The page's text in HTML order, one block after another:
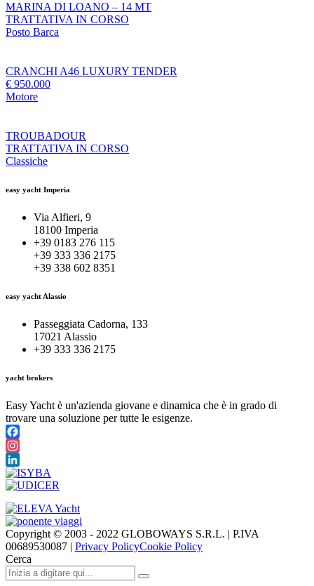
MARINA DI LOANO – 14 MT
TRATTATIVA IN CORSO
Posto Barca
CRANCHI A46 LUXURY TENDER
€ 950.000
Motore
TROUBADOUR
TRATTATIVA IN CORSO
Classiche
easy yacht Imperia
Via Alfieri, 9
18100 Imperia
+39 0183 276 115
+39 333 336 2175
+39 338 602 8351
easy yacht Alassio
Passeggiata Cadorna, 133
17021 Alassio
+39 333 336 2175
yacht brokers
Easy Yacht è un'azienda giovane e dinamica che è in grado di
trovare una soluzione per tutte le esigenze.
Facebook
Instagram
LinkedIn
Copyright © 2003 - 2022 GLOBOWAYS S.R.L. | P.IVA
00689530087 | Privacy PolicyCookie Policy
Cerca